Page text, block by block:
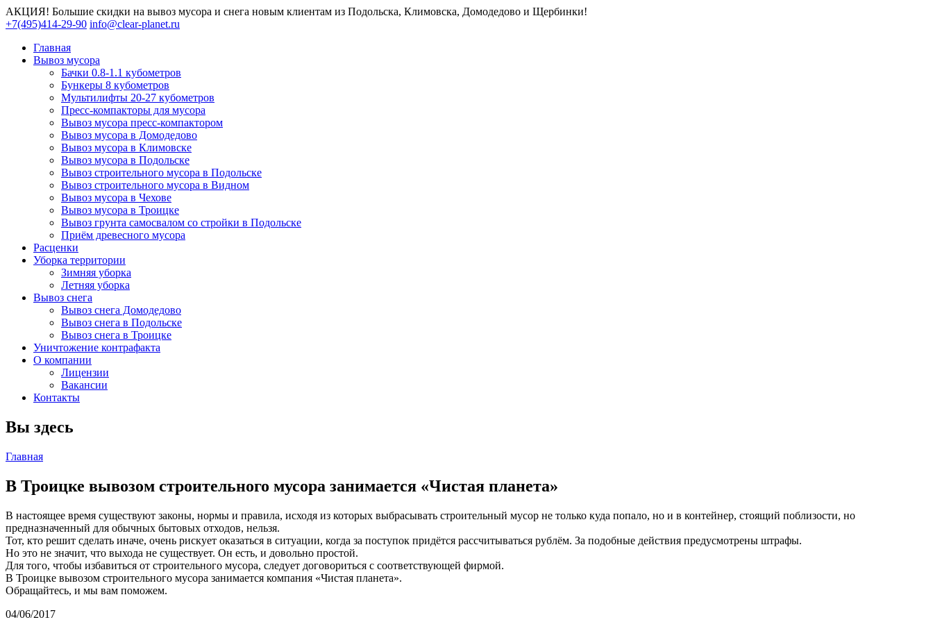
АКЦИЯ! Большие скидки на вывоз мусора и снега новым клиентам из Подольска, Климовска, Домодедово и Щербинки!
+7(495)414-29-90 info@clear-planet.ru
Главная
Вывоз мусора
Бачки 0.8-1.1 кубометров
Бункеры 8 кубометров
Мультилифты 20-27 кубометров
Пресс-компакторы для мусора
Вывоз мусора пресс-компактором
Вывоз мусора в Домодедово
Вывоз мусора в Климовске
Вывоз мусора в Подольске
Вывоз строительного мусора в Подольске
Вывоз строительного мусора в Видном
Вывоз мусора в Чехове
Вывоз мусора в Троицке
Вывоз грунта самосвалом со стройки в Подольске
Приём древесного мусора
Расценки
Уборка территории
Зимняя уборка
Летняя уборка
Вывоз снега
Вывоз снега Домодедово
Вывоз снега в Подольске
Вывоз снега в Троицке
Уничтожение контрафакта
О компании
Лицензии
Вакансии
Контакты
Вы здесь
Главная
В Троицке вывозом строительного мусора занимается «Чистая планета»
В настоящее время существуют законы, нормы и правила, исходя из которых выбрасывать строительный мусор не только куда попало, но и в контейнер, стоящий поблизости, но
предназначенный для обычных бытовых отходов, нельзя.
Тот, кто решит сделать иначе, очень рискует оказаться в ситуации, когда за поступок придётся рассчитываться рублём. За подобные действия предусмотрены штрафы.
Но это не значит, что выхода не существует. Он есть, и довольно простой.
Для того, чтобы избавиться от строительного мусора, следует договориться с соответствующей фирмой.
В Троицке вывозом строительного мусора занимается компания «Чистая планета».
Обращайтесь, и мы вам поможем.
04/06/2017